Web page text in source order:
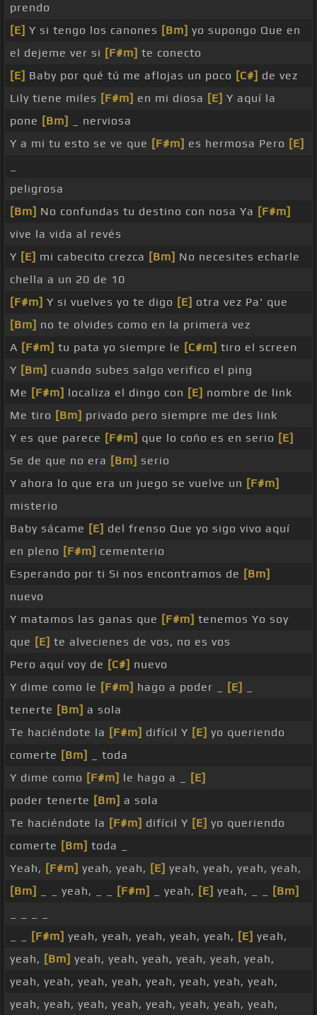
prendo
[E] Y si tengo los canones [Bm] yo supongo Que en
el dejeme ver si [F#m] te conecto
[E] Baby por qué tú me aflojas un poco [C#] de vez
Lily tiene miles [F#m] en mi diosa [E] Y aquí la
pone [Bm]
_ nerviosa
Y a mi tu esto se ve que [F#m] es hermosa Pero [E]
peligrosa
[Bm] No confundas tu destino con nosa Ya [F#m]
vive la vida al revés
Y [E] mi cabecito crezca [Bm] No necesites echarle
chella a un 20 de 10
[F#m] Y si vuelves yo te digo [E] otra vez Pa' que
[Bm] no te olvides como en la primera vez
A [F#m] tu pata yo siempre le [C#m] tiro el screen
Y [Bm] cuando subes salgo verifico el ping
Me [F#m] localiza el dingo con [E] nombre de link
Me tiro [Bm] privado pero siempre me des link
Y es que parece [F#m] que lo coño es en serio [E]
Se de que no era [Bm] serio
Y ahora lo que era un juego se vuelve un [F#m]
misterio
Baby sácame [E] del frenso Que yo sigo vivo aquí
en pleno [F#m] cementerio
Esperando por ti Si nos encontramos de [Bm]
nuevo
Y matamos las ganas que [F#m] tenemos Yo soy
que [E] te alvecienes de vos, no es vos
Pero aquí voy de [C#] nuevo
Y dime como le [F#m] hago a poder _ [E]
tenerte [Bm] a sola
Te haciéndote la [F#m] difícil Y [E] yo queriendo
comerte [Bm]
_ toda
Y dime como [F#m] le hago a _
[E]
poder tenerte [Bm] a sola
Te haciéndote la [F#m] difícil Y [E] yo queriendo
comerte [Bm] toda _
Yeah, [F#m] yeah, yeah, [E] yeah, yeah, yeah, yeah,
[Bm]
_ _ yeah, _ _ [F#m] _ yeah, [E] yeah, _ _
[Bm]
[F#m] yeah, yeah, yeah, yeah, yeah, [E] yeah,
yeah, [Bm] yeah, yeah, yeah, yeah, yeah, yeah,
yeah, yeah, yeah, yeah, yeah, yeah, yeah, yeah,
yeah, yeah, yeah, yeah, yeah, yeah, yeah, yeah,